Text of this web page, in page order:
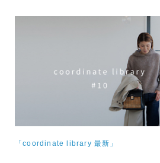
「coordinate library 最新」